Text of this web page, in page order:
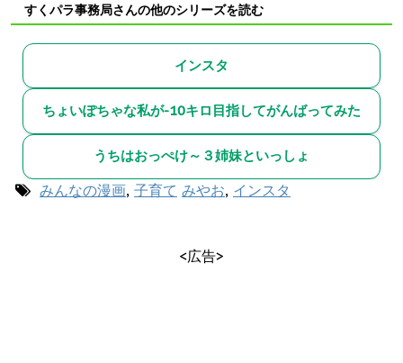
すくパラ事務局さんの他のシリーズを読む
インスタ
ちょいぽちゃな私が-10キロ目指してがんばってみた
うちはおっぺけ～３姉妹といっしょ
みんなの漫画, 子育て みやお, インスタ
<広告>